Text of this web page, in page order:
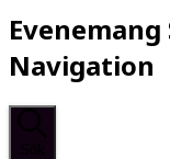
Navigation